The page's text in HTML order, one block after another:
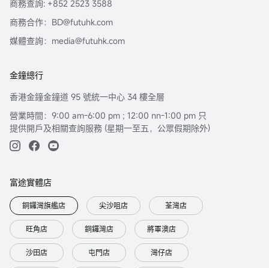
商務查詢: +852 2523 3588
商務合作：BD@futuhk.com
媒體查詢：media@futuhk.com
金鐘總行
香港金鐘金鐘道 95 號統一中心 34 樓全層
營業時間：9:00 am-6:00 pm ; 12:00 nn-1:00 pm 只
提供開戶及相關查詢服務 (星期一至五，公眾假期除外)
富途實體店
銅鑼灣旗艦店 尖沙咀店 荃灣店
旺角店 銅鑼灣店 將軍澳店
沙田店 屯門店 灣仔店